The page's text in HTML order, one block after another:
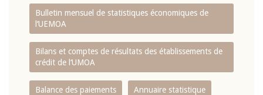
Bulletin mensuel de statistiques économiques de
l‘UEMOA
Bilans et comptes de résultats des établissements de
crédit de l‘UMOA
Balance des paiements Annuaire statistique